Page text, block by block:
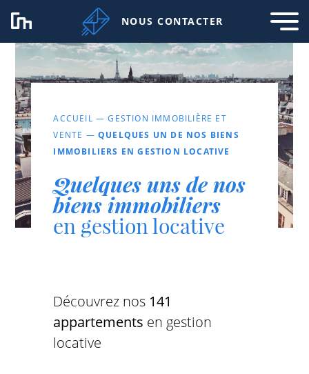
NOUS CONTACTER
ACCUEIL —GESTION IMMOBILIÈRE ET
VENTE — QUELQUES UN DE NOS BIENS
IMMOBILIERS EN GESTION LOCATIVE
Quelques uns de nos
biens immobiliers
en gestion locative
Découvrez nos 141
appartements en gestion
locative